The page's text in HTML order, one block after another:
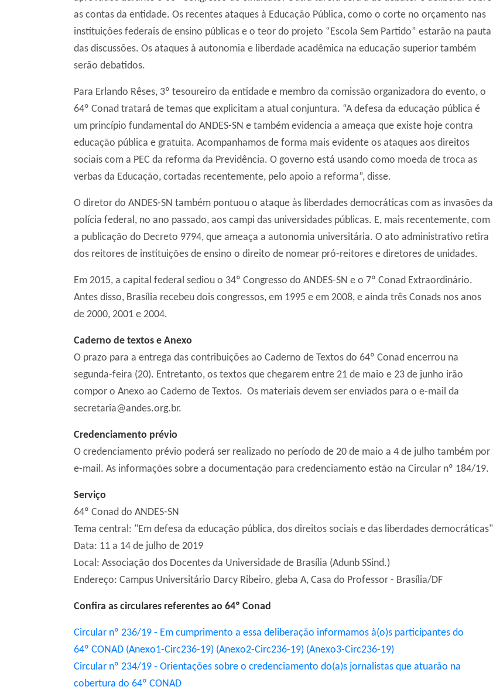
as contas da entidade. Os recentes ataques à Educação Pública, como o corte no orçamento nas
instituições federais de ensino públicas e o teor do projeto “Escola Sem Partido” estarão na pauta
das discussões. Os ataques à autonomia e liberdade acadêmica na educação superior também
serão debatidos.
Para Erlando Rêses, 3º tesoureiro da entidade e membro da comissão organizadora do evento, o
64º Conad tratará de temas que explicitam a atual conjuntura. “A defesa da educação pública é
um princípio fundamental do ANDES-SN e também evidencia a ameaça que existe hoje contra
educação pública e gratuita. Acompanhamos de forma mais evidente os ataques aos direitos
sociais com a PEC da reforma da Previdência. O governo está usando como moeda de troca as
verbas da Educação, cortadas recentemente, pelo apoio a reforma”, disse.
O diretor do ANDES-SN também pontuou o ataque às liberdades democráticas com as invasões da
polícia federal, no ano passado, aos campi das universidades públicas. E, mais recentemente, com
a publicação do Decreto 9794, que ameaça a autonomia universitária. O ato administrativo retira
dos reitores de instituições de ensino o direito de nomear pró-reitores e diretores de unidades.
Em 2015, a capital federal sediou o 34º Congresso do ANDES-SN e o 7º Conad Extraordinário.
Antes disso, Brasília recebeu dois congressos, em 1995 e em 2008, e ainda três Conads nos anos
de 2000, 2001 e 2004.
Caderno de textos e Anexo
O prazo para a entrega das contribuições ao Caderno de Textos do 64º Conad encerrou na
segunda-feira (20). Entretanto, os textos que chegarem entre 21 de maio e 23 de junho irão
compor o Anexo ao Caderno de Textos. Os materiais devem ser enviados para o e-mail da
secretaria@andes.org.br.
Credenciamento prévio
O credenciamento prévio poderá ser realizado no período de 20 de maio a 4 de julho também por
e-mail. As informações sobre a documentação para credenciamento estão na Circular nº 184/19.
Serviço
64º Conad do ANDES-SN
Tema central: "Em defesa da educação pública, dos direitos sociais e das liberdades democráticas"
Data: 11 a 14 de julho de 2019
Local: Associação dos Docentes da Universidade de Brasília (Adunb SSind.)
Endereço: Campus Universitário Darcy Ribeiro, gleba A, Casa do Professor - Brasília/DF
Confira as circulares referentes ao 64º Conad
Circular nº 236/19 - Em cumprimento a essa deliberação informamos à(o)s participantes do
64º CONAD (Anexo1-Circ236-19) (Anexo2-Circ236-19) (Anexo3-Circ236-19)
Circular nº 234/19 - Orientações sobre o credenciamento do(a)s jornalistas que atuarão na
cobertura do 64º CONAD